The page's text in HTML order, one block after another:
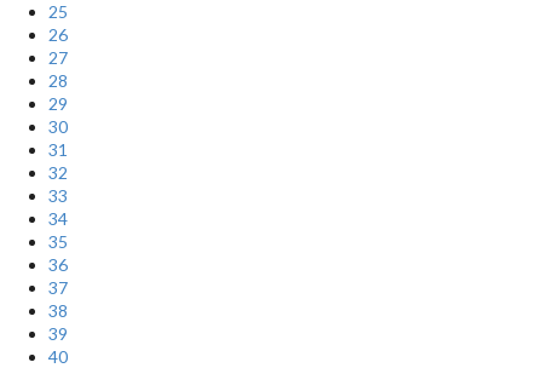
25
26
27
28
29
30
31
32
33
34
35
36
37
38
39
40